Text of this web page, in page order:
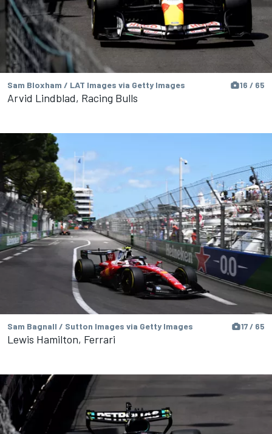
Sam Bloxham / LAT Images via Getty Images 16 / 65
Arvid Lindblad, Racing Bulls
Sam Bagnall / Sutton Images via Getty Images 17 / 65
Lewis Hamilton, Ferrari